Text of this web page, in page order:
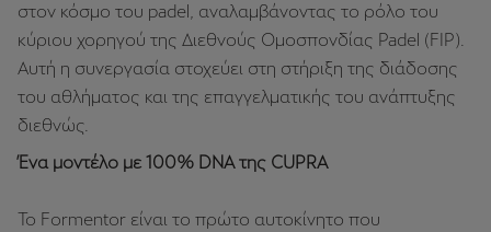
στον κόσμο του padel, αναλαμβάνοντας το ρόλο του
κύριου χορηγού της Διεθνούς Ομοσπονδίας Padel (FIP).
Αυτή η συνεργασία στοχεύει στη στήριξη της διάδοσης
του αθλήματος και της επαγγελματικής του ανάπτυξης
διεθνώς.
Ένα μοντέλο με 100% DNA της CUPRA
Το Formentor είναι το πρώτο αυτοκίνητο που